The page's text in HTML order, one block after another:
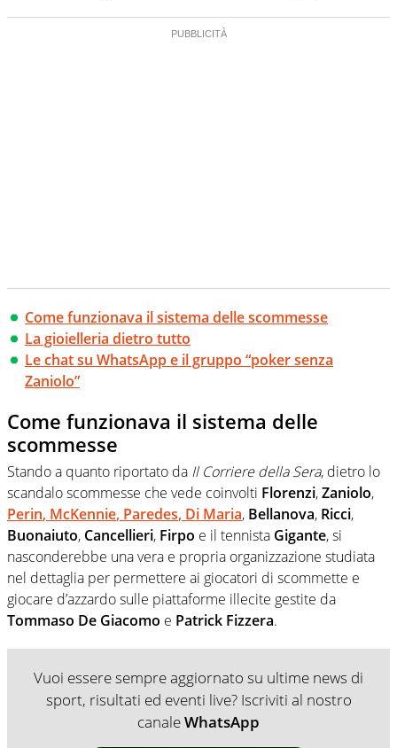
Come funzionava il sistema delle scommesse
La gioielleria dietro tutto
Le chat su WhatsApp e il gruppo “poker senza
Zaniolo”
Come funzionava il sistema delle
scommesse
Stando a quanto riportato da Il Corriere della Sera, dietro lo
scandalo scommesse che vede coinvolti Florenzi,Zaniolo,
Perin, McKennie, Paredes, Di Maria, Bellanova, Ricci,
Buonaiuto, Cancellieri, Firpo e il tennista Gigante, si
nasconderebbe una vera e propria organizzazione studiata
nel dettaglia per permettere ai giocatori di scommette e
giocare d’azzardo sulle piattaforme illecite gestite da
Tommaso De Giacomo e Patrick Fizzera.
Vuoi essere sempre aggiornato su ultime news di
sport, risultati ed eventi live? Iscriviti al nostro
canaleWhatsApp